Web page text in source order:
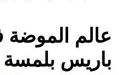
عالم
باريس بلمسة